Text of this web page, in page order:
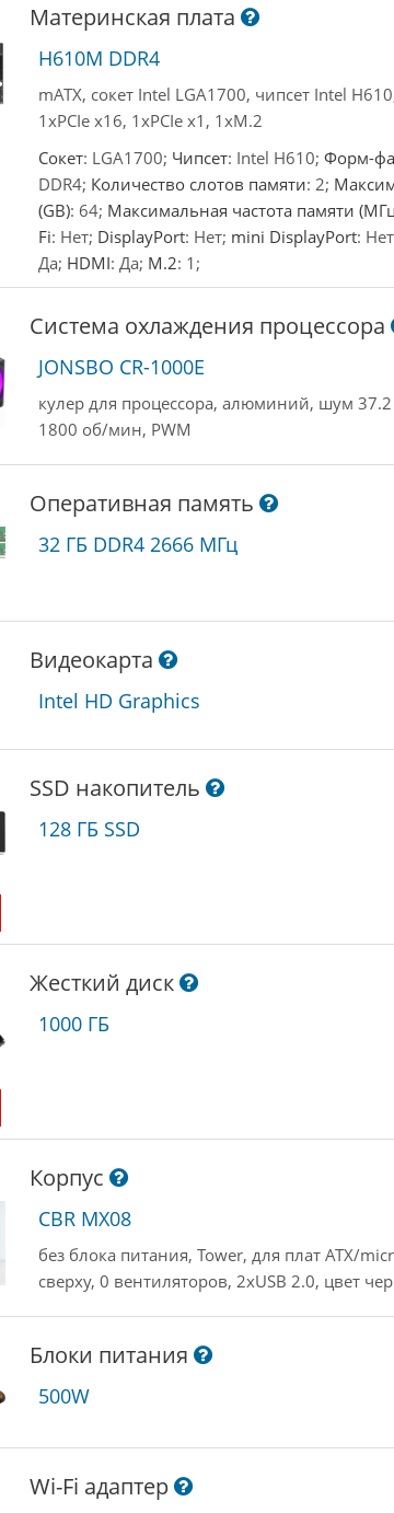
Материнская плата
H610M DDR4
mATX, сокет Intel LGA1700, чипсет Intel
1xPCIe x16, 1xPCIe x1, 1xM.2
Сокет: LGA1700; Чипсет: Intel H610; Форм-
DDR4; Количество слотов памяти: 2;
(GB): 64; Максимальная частота памяти
Fi: Нет; DisplayPort: Нет; mini DisplayPort:
Да; HDMI: Да; M.2: 1;
Система охлаждения процессора
JONSBO CR-1000E
кулер для процессора, алюминий, шум
1800 об/мин, PWM
Оперативная память
32 ГБ DDR4 2666 МГц
Видеокарта
Intel HD Graphics
SSD накопитель
128 ГБ SSD
Жесткий диск
1000 ГБ
Корпус
CBR MX08
без блока питания, Tower, для плат ATX/
сверху, 0 вентиляторов, 2xUSB 2.0, цвет
Блоки питания
500W
Wi-Fi адаптер